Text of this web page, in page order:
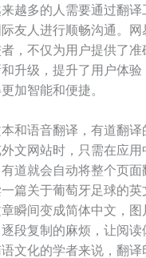
越多的人需要通过翻
友人进行顺畅沟通。
，不仅为用户提供了
升级，提升了用户体
加智能和便捷。
和语音翻译，有道翻
文网站时，只需在应
道就会自动将整个页
篇关于葡萄牙足球的
瞬间变成简体中文，图
段复制的麻烦，让阅读
文化的学者来说，翻